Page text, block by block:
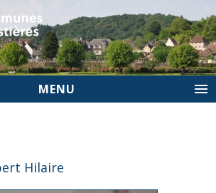
MENU
Hilaire